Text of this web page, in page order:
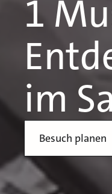
1
im
Besuch planen